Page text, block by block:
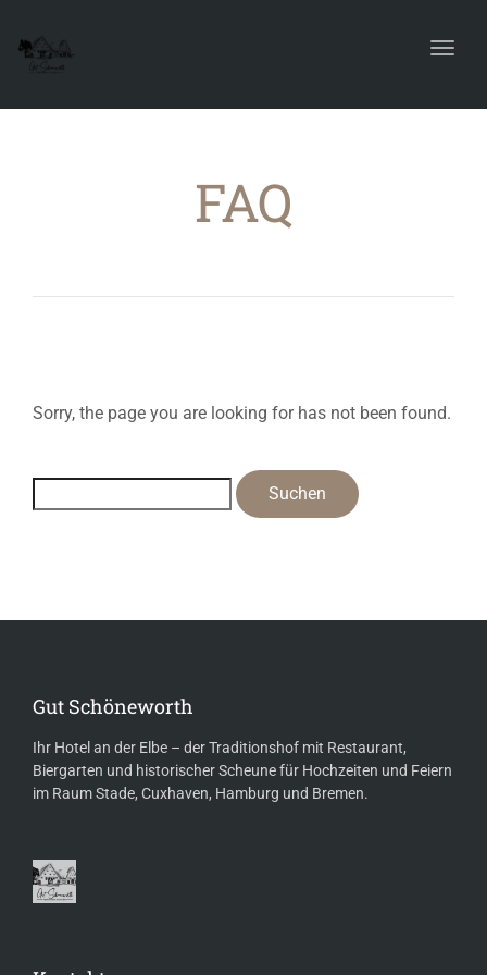
FAQ
Sorry, the page you are looking for has not been found.
Gut Schöneworth
Ihr Hotel an der Elbe – der Traditionshof mit Restaurant,
Biergarten und historischer Scheune für Hochzeiten und Feiern
im Raum Stade, Cuxhaven, Hamburg und Bremen.